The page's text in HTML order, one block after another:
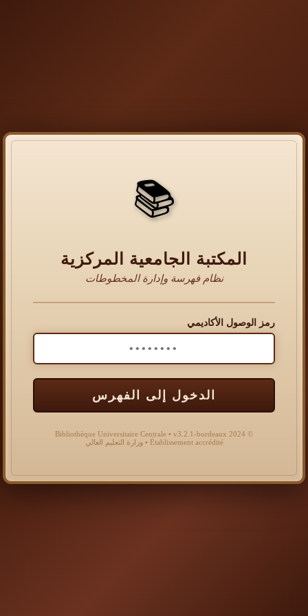
📚
المكتبة الجامعية المركزية
نظام فهرسة وإدارة المخطوطات
رمز الوصول الأكاديمي
الدخول إلى الفهرس
© 2024 Bibliothèque Universitaire Centrale • v3.2.1-bordeaux
Établissement accrédité • وزارة التعليم العالي